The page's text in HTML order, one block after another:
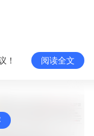
！ 阅读全文